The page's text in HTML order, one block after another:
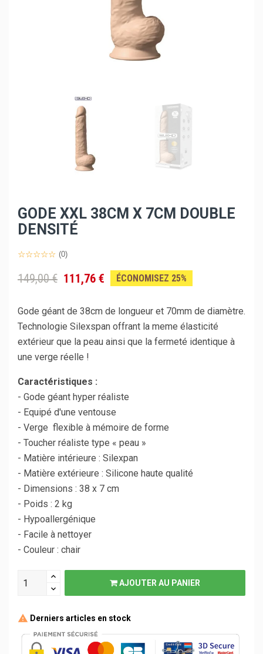
GODE XXL 38CM X 7CM DOUBLE
DENSITÉ
(0)
149,00 € 111,76 € ÉCONOMISEZ 25%
Gode géant de 38cm de longueur et 70mm de diamètre.
Technologie Silexspan offrant la meme élasticité
extérieur que la peau ainsi que la fermeté identique à
une verge réelle !
Caractéristiques :
- Gode géant hyper réaliste
- Equipé d'une ventouse
- Verge flexible à mémoire de forme
- Toucher réaliste type « peau »
- Matière intérieure : Silexpan
- Matière extérieure : Silicone haute qualité
- Dimensions : 38 x 7 cm
- Poids : 2 kg
- Hypoallergénique
- Facile à nettoyer
- Couleur : chair
AJOUTER AU PANIER
Derniers articles en stock